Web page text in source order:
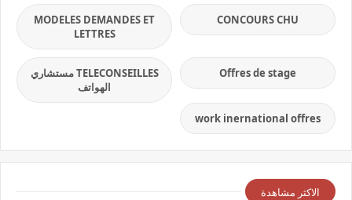
CONCOURS CHU
MODELES DEMANDES ET
LETTRES
Offres de stage
TELECONSEILLES مستشاري
الهواتف
work inernational offres
الاكثر مشاهدة